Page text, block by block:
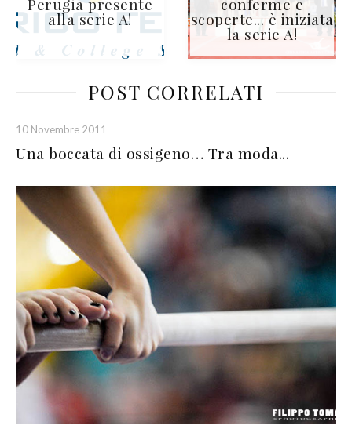
alla serie A! scoperte... è iniziata
la serie A!
POST CORRELATI
10 Novembre 2011
Una boccata di ossigeno… Tra moda...